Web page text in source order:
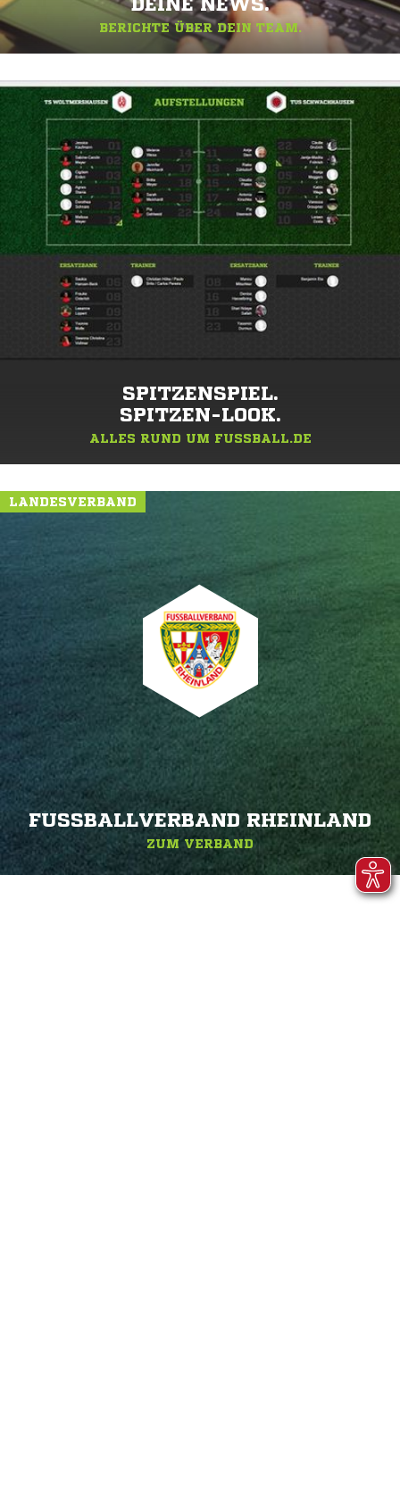
DEINE NEWS.
BERICHTE ÜBER DEIN TEAM.
SPITZENSPIEL.
SPITZEN-LOOK.
ALLES RUND UM FUSSBALL.DE
LANDESVERBAND
FUSSBALLVERBAND RHEINLAND
ZUM VERBAND